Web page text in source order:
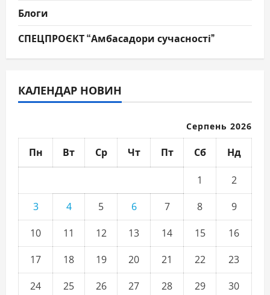
Блоги
СПЕЦПРОЄКТ “Амбасадори сучасності”
КАЛЕНДАР НОВИН
Серпень 2026
Пн Вт Ср Чт Пт Сб Нд
1
2
3
4 5 6 7 8
9
10
11 12 13 14 15
16
17
18 19 20 21 22
23
24
25 26 27 28 29 30